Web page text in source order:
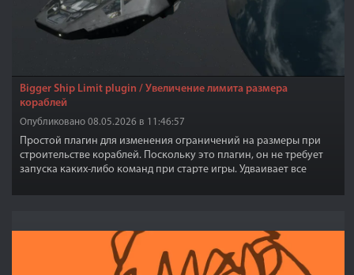
Bigger Ship Limit plugin / Увеличение лимита размера
кораблей
Опубликовано 08.05.2026 в 11:46:57
Простой плагин для изменения ограничений на размеры при
строительстве кораблей. Поскольку это плагин, он не требует
запуска каких-либо команд при старте игры. Удваивает все